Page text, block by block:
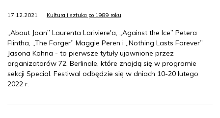
17.12.2021 Kultura i sztuka po 1989 roku
„About Joan” Laurenta Lariviere'a, „Against the Ice” Petera
Flintha, „The Forger” Maggie Peren i „Nothing Lasts Forever”
Jasona Kohna - to pierwsze tytuły ujawnione przez
organizatorów 72. Berlinale, które znajdą się w programie
sekcji Special. Festiwal odbędzie się w dniach 10-20 lutego
2022 r.